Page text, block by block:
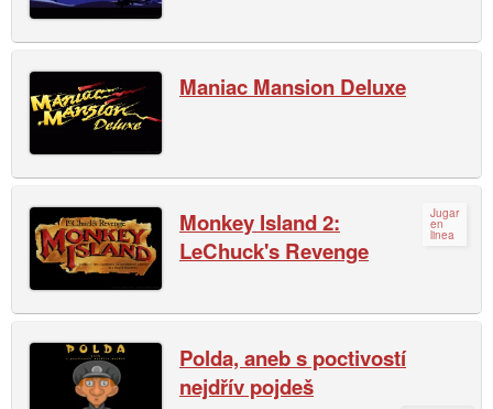
Maniac Mansion Deluxe
Jugar
en
linea
Monkey Island 2:
LeChuck's Revenge
Polda, aneb s poctivostí
nejdřív pojdeš